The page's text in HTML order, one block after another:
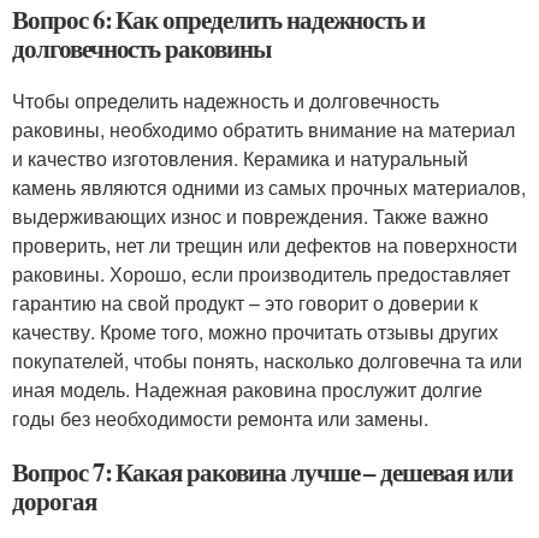
Вопрос 6: Как определить надежность и
долговечность раковины
Чтобы определить надежность и долговечность
раковины, необходимо обратить внимание на материал
и качество изготовления. Керамика и натуральный
камень являются одними из самых прочных материалов,
выдерживающих износ и повреждения. Также важно
проверить, нет ли трещин или дефектов на поверхности
раковины. Хорошо, если производитель предоставляет
гарантию на свой продукт – это говорит о доверии к
качеству. Кроме того, можно прочитать отзывы других
покупателей, чтобы понять, насколько долговечна та или
иная модель. Надежная раковина прослужит долгие
годы без необходимости ремонта или замены.
Вопрос 7: Какая раковина лучше – дешевая или
дорогая